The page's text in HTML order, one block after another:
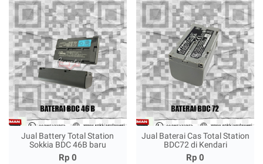
Jual Battery Total Station
Sokkia BDC 46B baru
Rp 0
Jual Baterai Cas Total Station
BDC72 di Kendari
Rp 0